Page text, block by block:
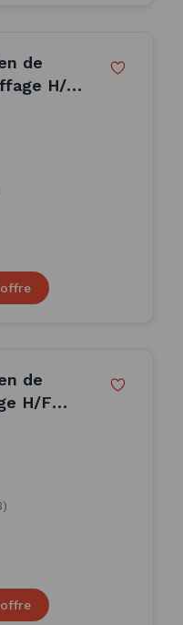
de
H/F
de
H/F